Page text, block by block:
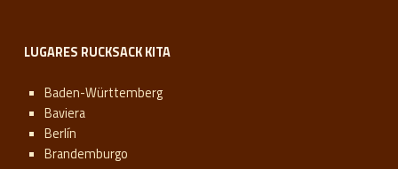
LUGARES RUCKSACK KITA
Baden-Württemberg
Baviera
Berlín
Brandemburgo